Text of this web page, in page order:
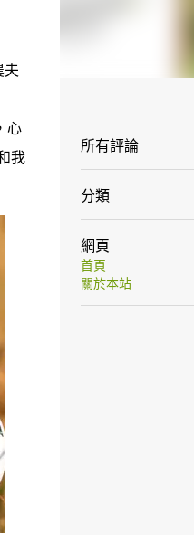
夫
心
我
所有評論
分類
網頁
首頁
關於本站